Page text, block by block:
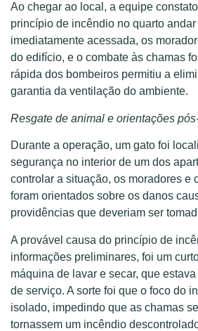
Ao chegar ao local, a equipe
princípio de incêndio no quarto
imediatamente acessada, os
do edifício, e o combate às chamas
rápida dos bombeiros permitiu a
garantia da ventilação do ambiente.
Resgate de animal e orientações
Durante a operação, um gato foi
segurança no interior de um dos
controlar a situação, os moradores e
foram orientados sobre os danos
providências que deveriam ser
A provável causa do princípio de
informações preliminares, foi um
máquina de lavar e secar, que
de serviço. A sorte foi que o foco do
isolado, impedindo que as chamas
tornassem um incêndio